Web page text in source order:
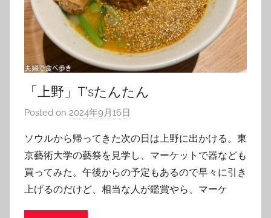
「上野」T’sたんたん
Posted on 2024年9月16日
T
o
m
ソウルから帰ってきた次の日は上野に出かける。東
京藝術大学の藝祭を見学し、マーケットで器なども
買ってみた。午後からの予定もあるので早々に引き
上げるのだけど、相当な人が鑑賞やら、マーケ